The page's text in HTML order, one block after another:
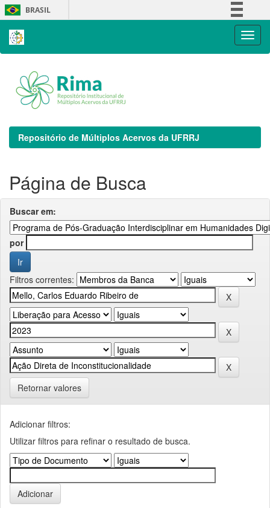
Skip
navigation
BRASIL
Repositório de Múltiplos Acervos da UFRRJ
Página de Busca
Buscar em:
por
Filtros correntes:
Retornar valores
Adicionar filtros:
Utilizar filtros para refinar o resultado de busca.